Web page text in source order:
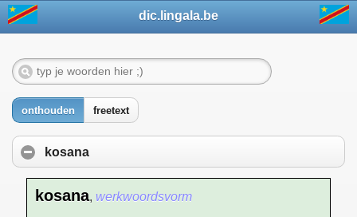
dic.lingala.be
onthouden freetext
kosana
kosana, werkwoordsvorm